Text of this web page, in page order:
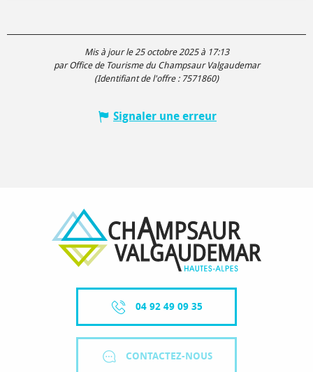
Mis à jour le 25 octobre 2025 à 17:13
par Office de Tourisme du Champsaur Valgaudemar
(Identifiant de l'offre : 7571860)
Signaler une erreur
04 92 49 09 35
CONTACTEZ-NOUS